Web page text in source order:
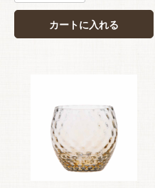
カートに入れる